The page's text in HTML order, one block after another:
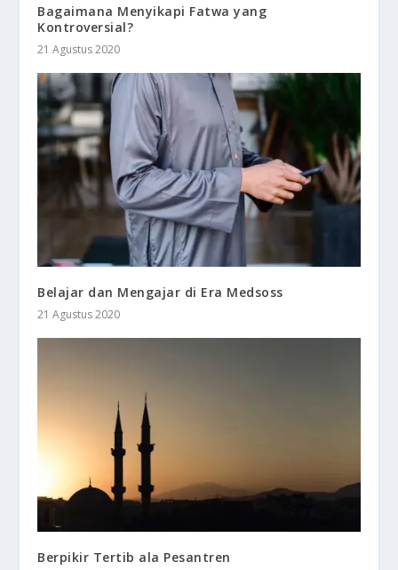
Bagaimana Menyikapi Fatwa yang
Kontroversial?
21 Agustus 2020
Belajar dan Mengajar di Era Medsoss
21 Agustus 2020
Berpikir Tertib ala Pesantren